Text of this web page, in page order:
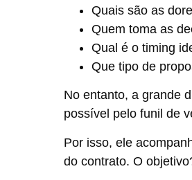
Quais são as
Quem toma as
Qual é o timing
Que tipo de
No entanto, a grande
possível pelo funil de
Por isso, ele
do contrato. O